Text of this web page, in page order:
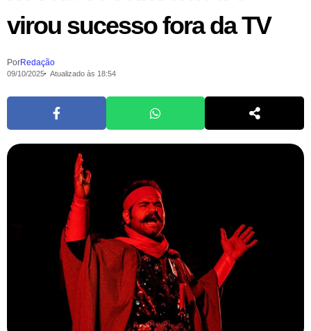
virou sucesso fora da TV
PorRedação
09/10/2025 Atualizado às 18:54